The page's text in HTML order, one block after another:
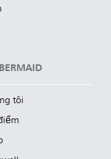
tôi